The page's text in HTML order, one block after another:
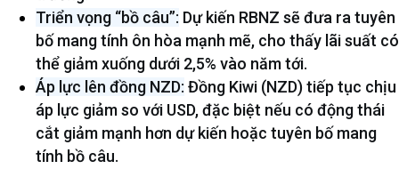
Triển vọng “bồ câu”: Dự kiến RBNZ sẽ đưa ra tuyên
bố mang tính ôn hòa mạnh mẽ, cho thấy lãi suất có
thể giảm xuống dưới 2,5% vào năm tới.
Áp lực lên đồng NZD: Đồng Kiwi (NZD) tiếp tục chịu
áp lực giảm so với USD, đặc biệt nếu có động thái
cắt giảm mạnh hơn dự kiến hoặc tuyên bố mang
tính bồ câu.